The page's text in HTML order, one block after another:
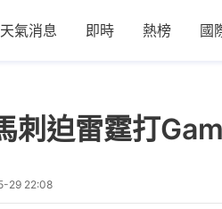
天氣消息 即時 熱榜 國
刺迫雷霆打
29 22:08